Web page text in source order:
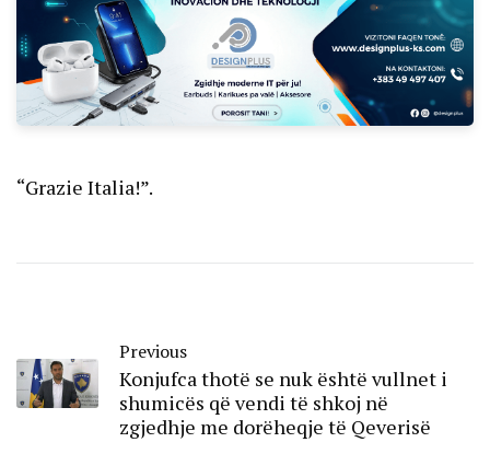
“Grazie Italia!”.
Previous
Konjufca thotë se nuk është vullnet i
shumicës që vendi të shkoj në
zgjedhje me dorëheqje të Qeverisë